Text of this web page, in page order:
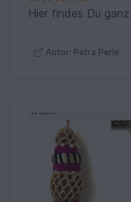
Autor: Petra Perle